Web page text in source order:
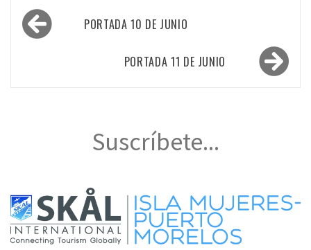
Navegación
de PORTADA 10 DE JUNIO
PORTADA 11 DE JUNIO
Suscríbete...